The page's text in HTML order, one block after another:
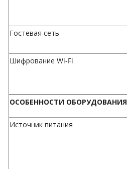
Гостевая сеть
Шифрование Wi-Fi
ОСОБЕННОСТИ ОБОРУДОВАНИЯ
Источник питания